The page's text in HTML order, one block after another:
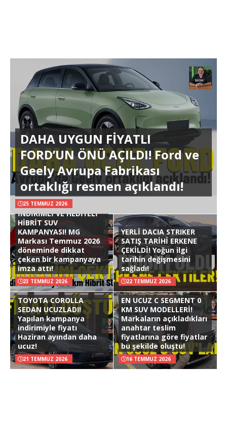
DAHA UYGUN FİYATLI
FORD’UN ÖNÜ AÇILDI! Ford ve
Geely Avrupa Fabrikası
ortaklığı resmen açıklandı!
25 TEMMUZ 2026
İNDİRİMLİ VE HEDİYELİ
HİBRİT SUV
KAMPANYASI! MG
Markası Temmuz 2026
döneminde dikkat
çeken bir kampanyaya
imza attı!
23 TEMMUZ 2026
YERLİ DACIA STRIKER
SATIŞ TARİHİ ERKENE
ÇEKİLDİ! Yoğun ilgi
tarihin değişmesini
sağladı!
22 TEMMUZ 2026
TOYOTA COROLLA
SEDAN UCUZLADI!
Yapılan kampanya
indirimiyle fiyatı
Haziran ayından daha
ucuz!
21 TEMMUZ 2026
EN UCUZ C SEGMENT 0
KM SUV MODELLERİ!
Markaların açıkladıkları
anahtar teslim
fiyatlarına göre fiyatlar
bu şekilde oluştu!
16 TEMMUZ 2026